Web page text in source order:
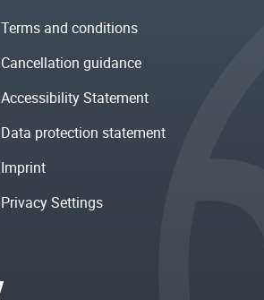
Terms and conditions
Cancellation guidance
Accessibility Statement
Data protection statement
Imprint
Privacy Settings